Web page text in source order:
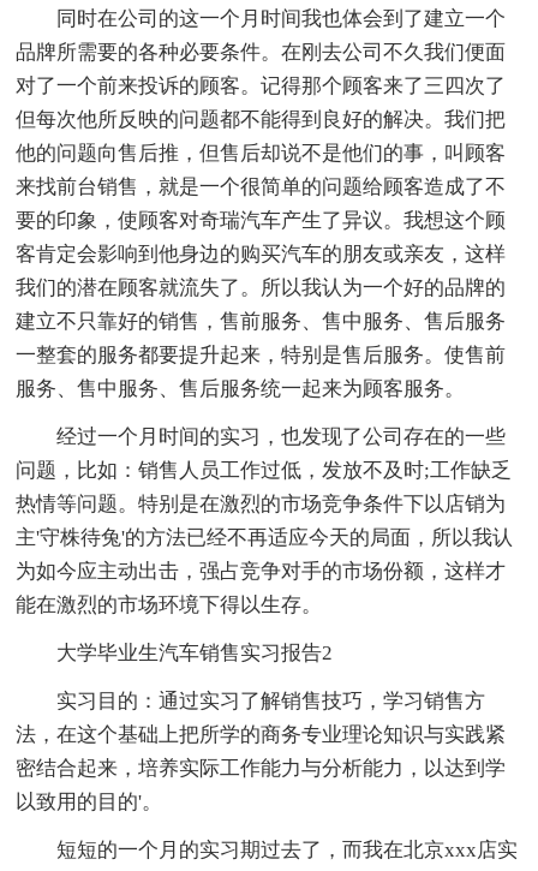
同时在公司的这一个月时间我也体会到了建立一个
品牌所需要的各种必要条件。在刚去公司不久我们便面
对了一个前来投诉的顾客。记得那个顾客来了三四次了
但每次他所反映的问题都不能得到良好的解决。我们把
他的问题向售后推，但售后却说不是他们的事，叫顾客
来找前台销售，就是一个很简单的问题给顾客造成了不
要的印象，使顾客对奇瑞汽车产生了异议。我想这个顾
客肯定会影响到他身边的购买汽车的朋友或亲友，这样
我们的潜在顾客就流失了。所以我认为一个好的品牌的
建立不只靠好的销售，售前服务、售中服务、售后服务
一整套的服务都要提升起来，特别是售后服务。使售前
服务、售中服务、售后服务统一起来为顾客服务。
经过一个月时间的实习，也发现了公司存在的一些
问题，比如：销售人员工作过低，发放不及时;工作缺乏
热情等问题。特别是在激烈的市场竞争条件下以店销为
主'守株待兔'的方法已经不再适应今天的局面，所以我认
为如今应主动出击，强占竞争对手的市场份额，这样才
能在激烈的市场环境下得以生存。
大学毕业生汽车销售实习报告2
实习目的：通过实习了解销售技巧，学习销售方
法，在这个基础上把所学的商务专业理论知识与实践紧
密结合起来，培养实际工作能力与分析能力，以达到学
以致用的目的'。
短短的一个月的实习期过去了，而我在北京xxx店实